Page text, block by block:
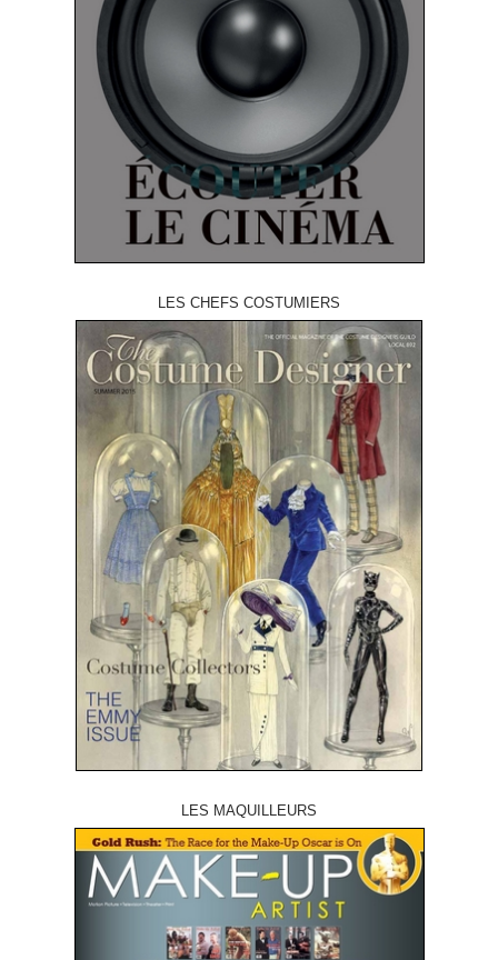
LES CHEFS COSTUMIERS
LES MAQUILLEURS